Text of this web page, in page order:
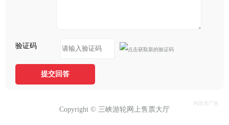
验证码
提交回答
Copyright © 三峡游轮网上售票大厅